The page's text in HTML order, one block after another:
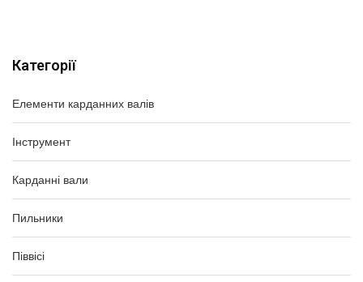
Категорії
Елементи карданних валів
Інструмент
Карданні вали
Пильники
Піввісі